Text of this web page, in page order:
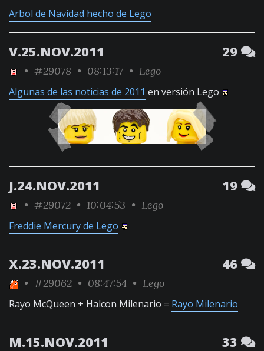
Arbol de Navidad hecho de Lego
V.25.NOV.2011 29
• #29078 • 08:13:17 • Lego
Algunas de las noticias de 2011 en versión Lego
J.24.NOV.2011 19
• #29072 • 10:04:53 • Lego
Freddie Mercury de Lego
X.23.NOV.2011 46
• #29062 • 08:47:54 • Lego
Rayo McQueen + Halcon Milenario = Rayo Milenario
M.15.NOV.2011 33